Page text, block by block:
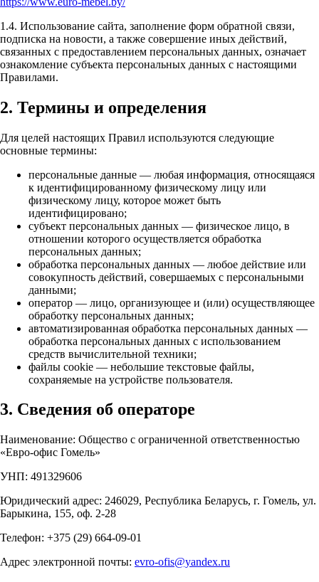
1.4. Использование сайта, заполнение форм обратной связи,
подписка на новости, а также совершение иных действий,
связанных с предоставлением персональных данных, означает
ознакомление субъекта персональных данных с настоящими
Правилами.
2. Термины и определения
Для целей настоящих Правил используются следующие
основные термины:
персональные данные — любая информация, относящаяся
к идентифицированному физическому лицу или
физическому лицу, которое может быть
идентифицировано;
субъект персональных данных — физическое лицо, в
отношении которого осуществляется обработка
персональных данных;
обработка персональных данных — любое действие или
совокупность действий, совершаемых с персональными
данными;
оператор — лицо, организующее и (или) осуществляющее
обработку персональных данных;
автоматизированная обработка персональных данных —
обработка персональных данных с использованием
средств вычислительной техники;
файлы cookie — небольшие текстовые файлы,
сохраняемые на устройстве пользователя.
3. Сведения об операторе
Наименование: Общество с ограниченной ответственностью
«Евро-офис Гомель»
УНП: 491329606
Юридический адрес: 246029, Республика Беларусь, г. Гомель, ул.
Барыкина, 155, оф. 2-28
Телефон: +375 (29) 664-09-01
Адрес электронной почты: evro-ofis@yandex.ru